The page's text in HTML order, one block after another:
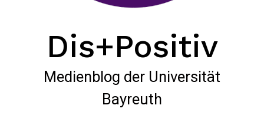
Dis+Positiv
Medienblog der Universität
Bayreuth